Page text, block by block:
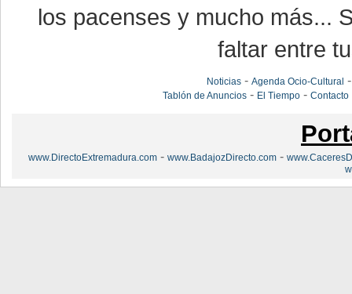
los pacenses y mucho más...
faltar entre
Noticias -Agenda Ocio-Cultural
Tablón de Anuncios - El Tiempo -Contacto
www.DirectoExtremadura.com - www.BadajozDirecto.com -